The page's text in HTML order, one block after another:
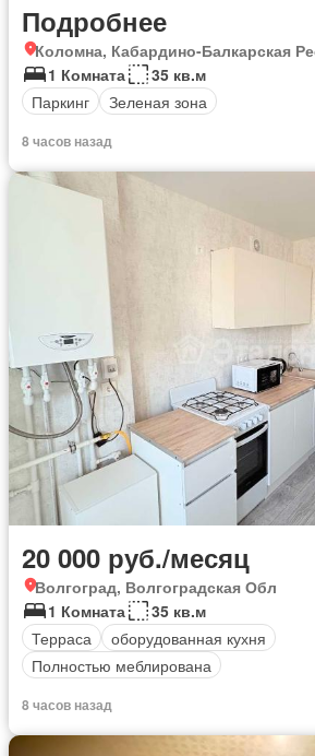
Подробнее
Коломна, Кабардино-Балкарская
1 Комната
35 кв.м
Паркинг
Зеленая зона
8 часов назад
20 000 руб./месяц
Волгоград, Волгоградская Обл
1 Комната
35 кв.м
Терраса
оборудованная кухня
Полностью меблирована
8 часов назад